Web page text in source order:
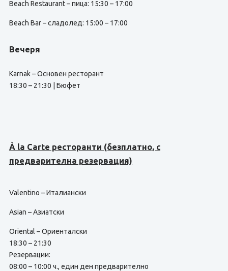
Beach Restaurant – пица: 15:30 – 17:00
Beach Bar – сладолед: 15:00 – 17:00
Вечеря
Karnak – Основен ресторант
18:30 – 21:30 | Бюфет
À la Carte ресторанти (безплатно, с
предварителна резервация)
Valentino – Италиански
Asian – Азиатски
Oriental – Ориенталски
18:30 – 21:30
Резервации:
08:00 – 10:00 ч., един ден предварително